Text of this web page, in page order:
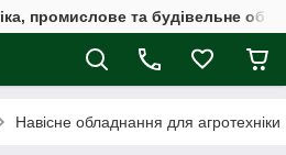
промислове та будівельне
Навісне обладнання для агротехніки